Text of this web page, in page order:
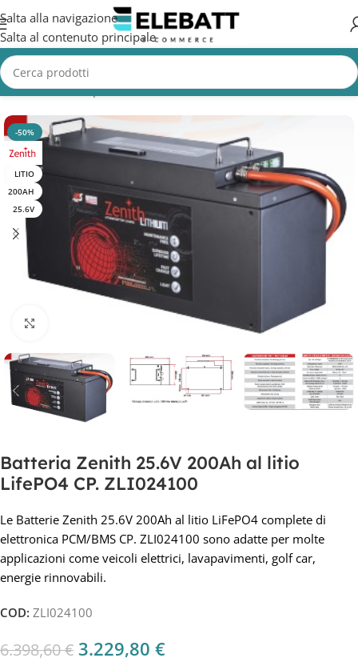
Salta alla navigazione
Salta al contenuto principale
Home/Batterie per Veicoli Elettrici/Batterie Golf Cart
-50%
LITIO
200AH
25.6V
Batteria Zenith 25.6V 200Ah al litio
LifePO4 CP. ZLI024100
Le Batterie Zenith 25.6V 200Ah al litio LiFePO4 complete di
elettronica PCM/BMS CP. ZLI024100 sono adatte per molte
applicazioni come veicoli elettrici, lavapavimenti, golf car,
energie rinnovabili.
COD: ZLI024100
6.398,60€ 3.229,80 €